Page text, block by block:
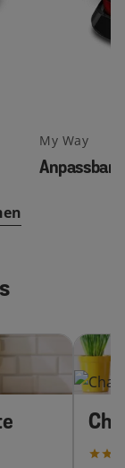
My Way
Anpassbar